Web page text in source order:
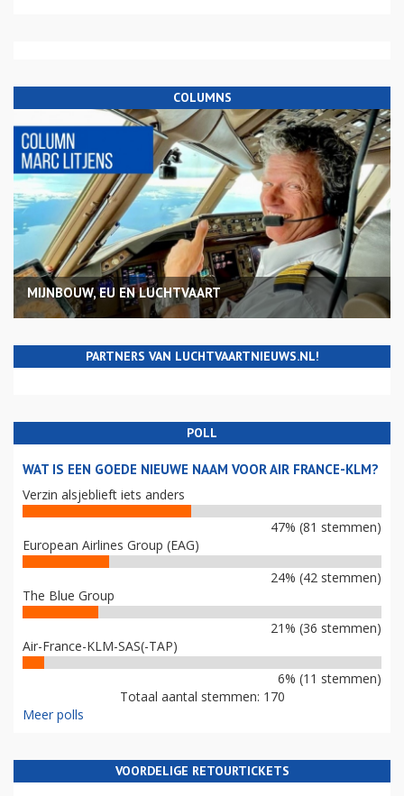
COLUMNS
MIJNBOUW, EU EN LUCHTVAART
PARTNERS VAN LUCHTVAARTNIEUWS.NL!
POLL
WAT IS EEN GOEDE NIEUWE NAAM VOOR AIR FRANCE-KLM?
Verzin alsjeblieft iets anders
47% (81 stemmen)
European Airlines Group (EAG)
24% (42 stemmen)
The Blue Group
21% (36 stemmen)
Air-France-KLM-SAS(-TAP)
6% (11 stemmen)
Totaal aantal stemmen: 170
Meer polls
VOORDELIGE RETOURTICKETS